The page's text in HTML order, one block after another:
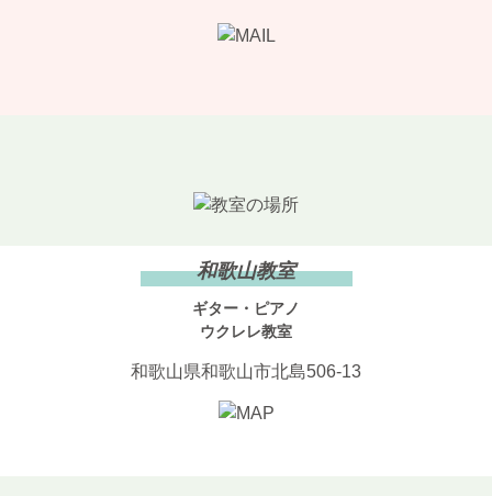
和歌山教室
ギター・ピアノ
ウクレレ教室
和歌山県和歌山市北島506-13